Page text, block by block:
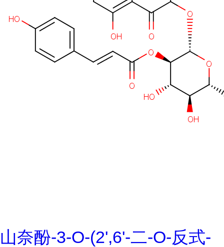
山奈酚-3-O-(2',6'-二-O-反式-